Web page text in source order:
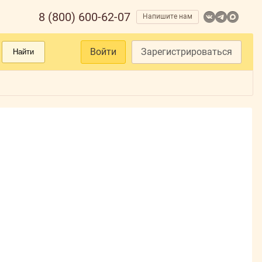
8 (800) 600-62-07 Напишите нам
Найти Войти Зарегистрироваться